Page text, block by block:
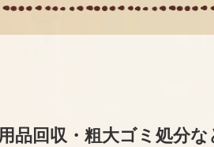
品回収・粗大ゴミ処分